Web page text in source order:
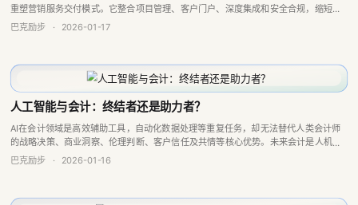
重塑营销服务交付模式。它整合项目管理、客户门户、深度集成和安全合规，缩短项
目周期，激活内部知识资产，助营销机构提升效率、保障质量、深化客户关系，构建
巴克励步 · 2026-01-17
人工智能与会计：终结者还是助力者？
AI在会计领域是高效辅助工具，自动化数据处理等重复任务，却无法替代人类会计师
的战略决策、商业洞察、伦理判断、客户信任及共情等核心优势。未来会计是人机协
同，人类聚焦高价值工作，AI创造新岗位，不会取代会计师核心角色。
巴克励步 · 2026-01-16